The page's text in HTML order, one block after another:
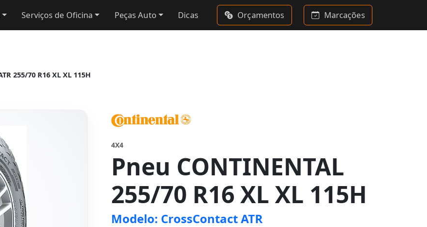
Serviços de Oficina Peças Auto Dicas Orçamentos Marcações
255/70 R16 XL XL 115H
4X4
Pneu CONTINENTAL
255/70 R16 XL XL 115H
Modelo: CrossContact ATR